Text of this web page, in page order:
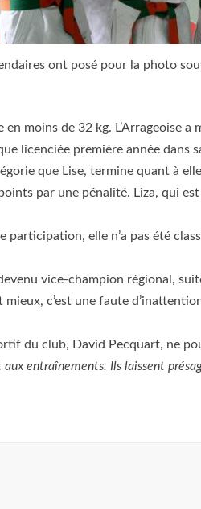
ont posé pour la photo
moins de 32 kg. L’Arrageoise a
licenciée première année dans
que Lise, termine quant à
par une pénalité. Liza, qui
elle n’a pas été
vice-champion régional,
c’est une faute
du club, David Pecquart, ne
entraînements. Ils laissent